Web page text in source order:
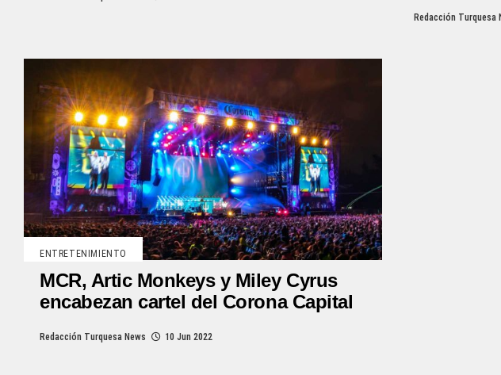
Redacción Turquesa
ENTRETENIMIENTO
MCR, Artic Monkeys y Miley Cyrus
encabezan cartel del Corona Capital
Redacción Turquesa News 10 Jun 2022